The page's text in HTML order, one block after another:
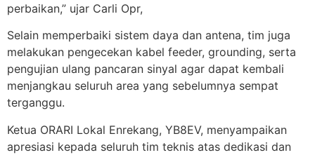
perbaikan,” ujar Carli Opr,
Selain memperbaiki sistem daya dan antena, tim juga
melakukan pengecekan kabel feeder, grounding, serta
pengujian ulang pancaran sinyal agar dapat kembali
menjangkau seluruh area yang sebelumnya sempat
terganggu.
Ketua ORARI Lokal Enrekang, YB8EV, menyampaikan
apresiasi kepada seluruh tim teknis atas dedikasi dan